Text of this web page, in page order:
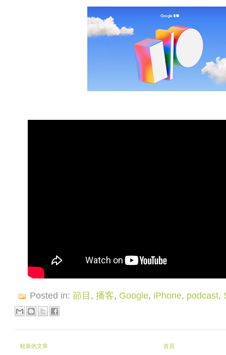
Posted in: 節目, 播客, Google, iPhone, podcast,
較新的文章 首頁